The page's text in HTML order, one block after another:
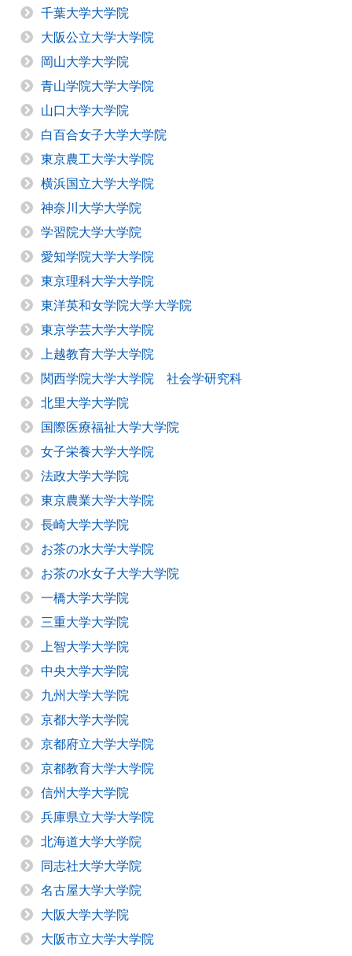
千葉大学大学院
大阪公立大学大学院
岡山大学大学院
青山学院大学大学院
山口大学大学院
白百合女子大学大学院
東京農工大学大学院
横浜国立大学大学院
神奈川大学大学院
学習院大学大学院
愛知学院大学大学院
東京理科大学大学院
東洋英和女学院大学大学院
東京学芸大学大学院
上越教育大学大学院
関西学院大学大学院 社会学研究科
北里大学大学院
国際医療福祉大学大学院
女子栄養大学大学院
法政大学大学院
東京農業大学大学院
長崎大学大学院
お茶の水大学大学院
お茶の水女子大学大学院
一橋大学大学院
三重大学大学院
上智大学大学院
中央大学大学院
九州大学大学院
京都大学大学院
京都府立大学大学院
京都教育大学大学院
信州大学大学院
兵庫県立大学大学院
北海道大学大学院
同志社大学大学院
名古屋大学大学院
大阪大学大学院
大阪市立大学大学院